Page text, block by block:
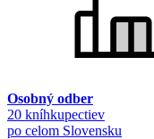
Osobný odber
20 kníhkupectiev
po celom Slovensku